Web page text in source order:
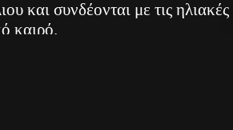
και συνδέονται με τις ηλιακές
καιρό.